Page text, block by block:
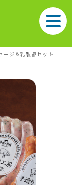
ージ＆乳製品セット